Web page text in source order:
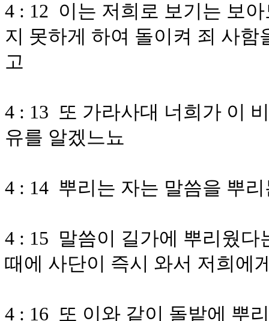
4 : 12 이는 저희로 보기는 보
지 못하게 하여 돌이켜 죄 사
고
4 : 13 또 가라사대 너희가 이
유를 알겠느뇨
4 : 14 뿌리는 자는 말씀을 뿌
4 : 15 말씀이 길가에 뿌리웠
때에 사단이 즉시 와서 저희에
4 : 16 또 이와 같이 돌밭에 뿌